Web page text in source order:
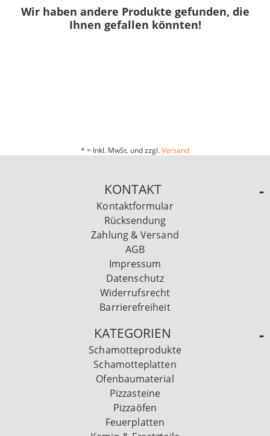
Wir haben andere Produkte gefunden, die
Ihnen gefallen könnten!
* = Inkl. MwSt. und zzgl.Versand
KONTAKT
Kontaktformular
Rücksendung
Zahlung & Versand
AGB
Impressum
Datenschutz
Widerrufsrecht
Barrierefreiheit
KATEGORIEN
Schamotteprodukte
Schamotteplatten
Ofenbaumaterial
Pizzasteine
Pizzaöfen
Feuerplatten